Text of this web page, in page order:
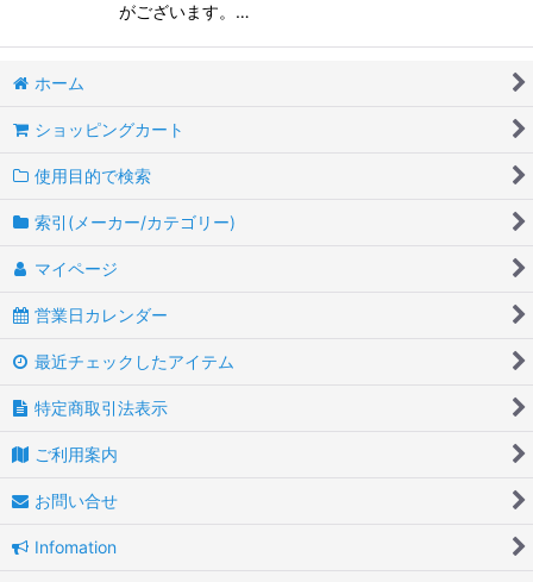
がございます。…
ホーム
ショッピングカート
使用目的で検索
索引(メーカー/カテゴリー)
マイページ
営業日カレンダー
最近チェックしたアイテム
特定商取引法表示
ご利用案内
お問い合せ
Infomation